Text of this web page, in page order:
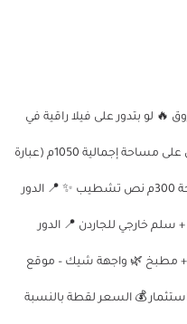
🔥 لو بتدور على فيلا راقية في
موقع هادي ومميز 👌 قدامك توين هاوس على مساحة إجمالية 1050م (عبارة
عن فيلتين جنب بعض) 🏡 كل فيلا مساحة 300م نص تشطيب ✨ 📍 الدور
+ حمام + سلم خارجي للجاردن 📍 الدور
+ 3 غرف + حمام + مطبخ 🌿 واجهة شيك – موقع
💰 السعر لقطة بالنسبة